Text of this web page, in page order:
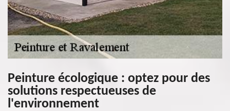
Peinture écologique : optez pour des
solutions respectueuses de
l'environnement